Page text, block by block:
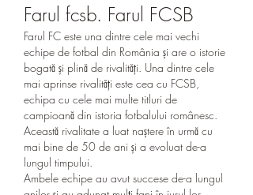
Farul fcsb. Farul FCSB
Farul FC este una dintre cele mai vechi
echipe de fotbal din România și are o istorie
bogată și plină de rivalități. Una dintre cele
mai aprinse rivalități este cea cu FCSB,
echipa cu cele mai multe titluri de
campioană din istoria fotbalului românesc.
Această rivalitate a luat naștere în urmă cu
mai bine de 50 de ani și a evoluat de-a
lungul timpului.
Ambele echipe au avut succese de-a lungul